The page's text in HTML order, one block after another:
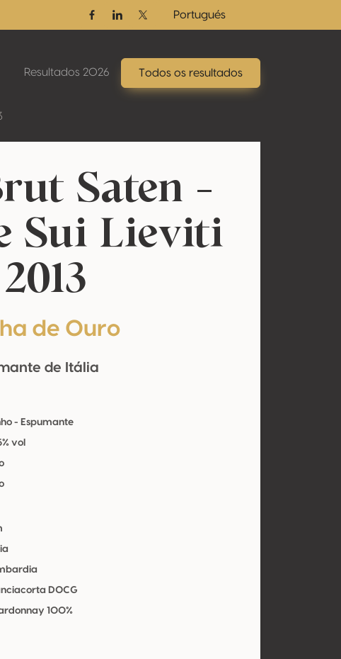
FacebookLinkedinTwitter / X
Portugués
Resultados 2026 Todos os resultados
Saten -
Sui Lieviti
de Ouro
de Itália
- Espumante
vol
DOCG
100%